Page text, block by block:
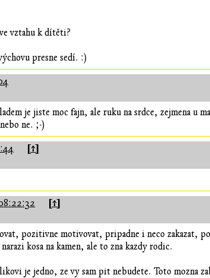
vztahu k dítěti?
presne sedí. :)
je jiste moc fajn, ale ruku na srdce, zejmena u
ne. ;-)
[↑]
[↑]
pozitivne motivovat, pripadne i neco zakazat,
kosa na kamen, ale to zna kazdy rodic.
je jedno, ze vy sam pit nebudete. Toto mozna